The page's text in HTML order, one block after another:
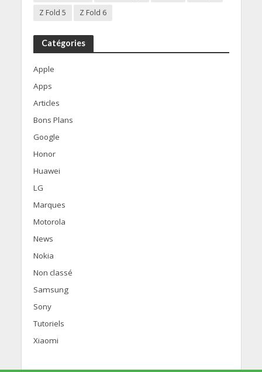
Z Fold 5
Z Fold 6
Catégories
Apple
Apps
Articles
Bons Plans
Google
Honor
Huawei
LG
Marques
Motorola
News
Nokia
Non classé
Samsung
Sony
Tutoriels
Xiaomi